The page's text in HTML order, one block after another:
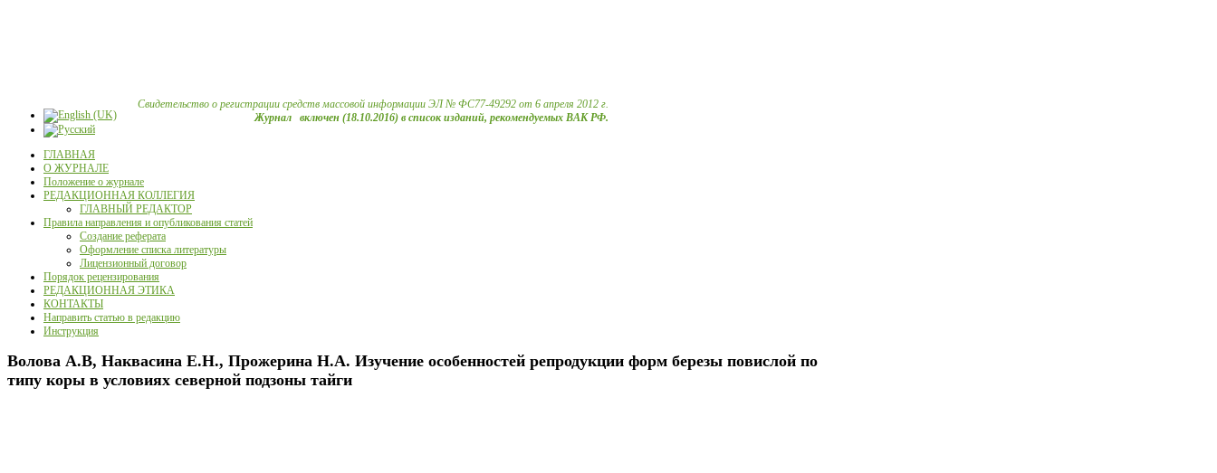
Свидетельство о регистрации средств массовой информации ЭЛ № ФС77-49292 от 6 апреля 2012 г.
Журнал включен (18.10.2016) в список изданий, рекомендуемых ВАК РФ.
ГЛАВНАЯ
О ЖУРНАЛЕ
Положение о журнале
РЕДАКЦИОННАЯ КОЛЛЕГИЯ
ГЛАВНЫЙ РЕДАКТОР
Правила направления и опубликования статей
Создание реферата
Оформление списка литературы
Лицензионный договор
Порядок рецензирования
РЕДАКЦИОННАЯ ЭТИКА
КОНТАКТЫ
Направить статью в редакцию
Инструкция
Волова А.В, Наквасина Е.Н., Прожерина Н.А. Изучение особенностей репродукции форм березы повислой по
типу коры в условиях северной подзоны тайги